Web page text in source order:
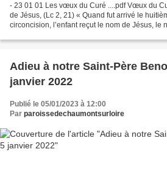
- 23 01 01 Les vœux du Curé ....pdf Vœux du Curé… …L'Enfant reçut le nom
de Jésus, (Lc 2, 21) « Quand fut arrivé le
circoncision, l’enfant reçut le nom de Jésus, le
Adieu à notre Saint-Père
janvier 2022
Publié le 05/01/2023 à 12:00
Par paroissedechaumontsurloire